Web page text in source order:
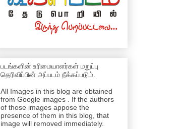
படங்களின் உரிமையாளர்கள் மறுப்பு
தெரிவிப்பின் அப்படம் நீக்கப்படும்.
All Images in this blog are obtained
from Google images . If the authors
of those images appose the
presence of them in this blog, that
image will removed immediately.